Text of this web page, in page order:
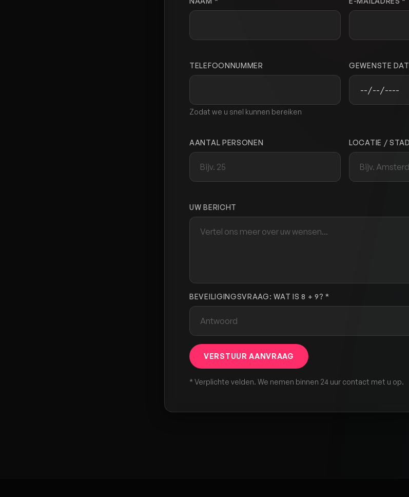
TELEFOONNUMMER
Zodat we u snel kunnen bereiken
GEWENSTE
AANTAL PERSONEN LOCATIE / STAD
UW BERICHT
BEVEILIGINGSVRAAG: WAT IS 8 + 9? *
VERSTUUR AANVRAAG
* Verplichte velden. We nemen binnen 24 uur contact met u op.